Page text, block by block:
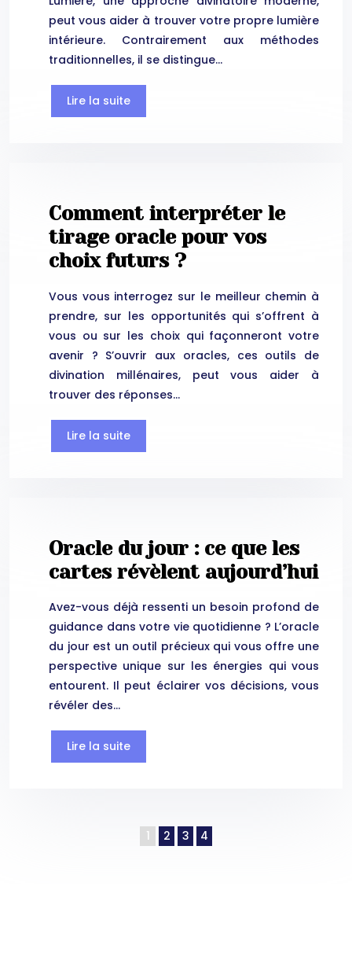
peut vous aider à trouver votre propre lumière
intérieure. Contrairement aux méthodes
traditionnelles, il se distingue…
Lire la suite
Comment interpréter le
tirage oracle pour vos
choix futurs ?
Vous vous interrogez sur le meilleur chemin à
prendre, sur les opportunités qui s’offrent à
vous ou sur les choix qui façonneront votre
avenir ? S’ouvrir aux oracles, ces outils de
divination millénaires, peut vous aider à
trouver des réponses…
Lire la suite
Oracle du jour : ce que les
cartes révèlent aujourd’hui
Avez-vous déjà ressenti un besoin profond de
guidance dans votre vie quotidienne ? L’oracle
du jour est un outil précieux qui vous offre une
perspective unique sur les énergies qui vous
entourent. Il peut éclairer vos décisions, vous
révéler des…
Lire la suite
1 2 3 4